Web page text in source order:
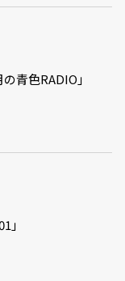
青色RADIO」
」